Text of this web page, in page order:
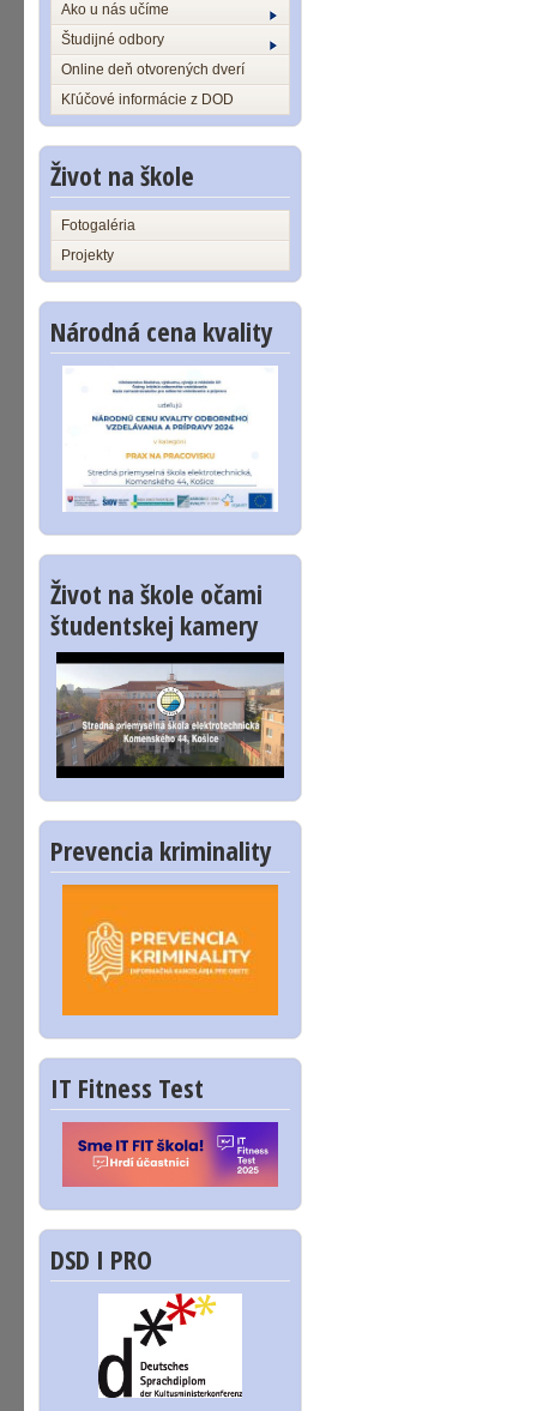
Ako u nás učíme
Študijné odbory
Online deň otvorených dverí
Kľúčové informácie z DOD
Život na škole
Fotogaléria
Projekty
Národná cena kvality
Život na škole očami
študentskej kamery
Prevencia kriminality
IT Fitness Test
DSD I PRO